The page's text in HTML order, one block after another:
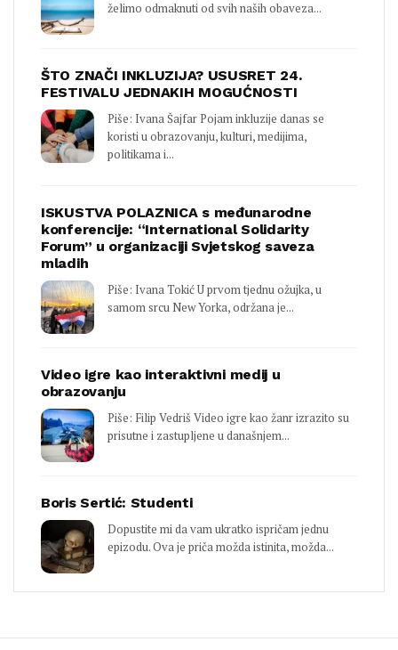
želimo odmaknuti od svih naših obaveza...
ŠTO ZNAČI INKLUZIJA? USUSRET 24.
FESTIVALU JEDNAKIH MOGUĆNOSTI
Piše: Ivana Šajfar Pojam inkluzije danas se
koristi u obrazovanju, kulturi, medijima,
politikama i...
ISKUSTVA POLAZNICA s međunarodne
konferencije: “International Solidarity
Forum” u organizaciji Svjetskog saveza
mladih
Piše: Ivana Tokić U prvom tjednu ožujka, u
samom srcu New Yorka, održana je...
Video igre kao interaktivni medij u
obrazovanju
Piše: Filip Vedriš Video igre kao žanr izrazito su
prisutne i zastupljene u današnjem...
Boris Sertić: Studenti
Dopustite mi da vam ukratko ispričam jednu
epizodu. Ova je priča možda istinita, možda...